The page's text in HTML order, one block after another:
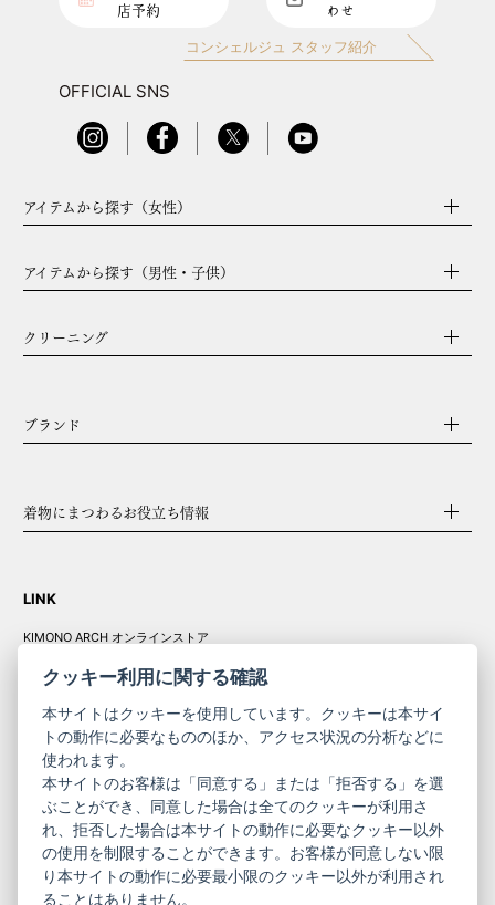
店予約
わせ
コンシェルジュ スタッフ紹介
OFFICIAL SNS
アイテムから探す（女性）
アイテムから探す（男性・子供）
クリーニング
ブランド
着物にまつわるお役立ち情報
LINK
KIMONO ARCH オンラインストア
コーポレート
サイト
きものやまと振
袖
サイト
ニュースレター
ご利用案内
お問い合わせ
クッキー利用に関する確認
本サイトはクッキーを使用しています。クッキーは本サイ
トの動作に必要なもののほか、アクセス状況の分析などに
使われます。
本サイトのお客様は「同意する」または「拒否する」を選
ぶことができ、同意した場合は全てのクッキーが利用さ
れ、拒否した場合は本サイトの動作に必要なクッキー以外
の使用を制限することができます。お客様が同意しない限
り本サイトの動作に必要最小限のクッキー以外が利用され
ることはありません。